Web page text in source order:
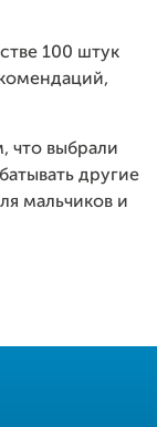
100 штук
что выбрали
другие
мальчиков и